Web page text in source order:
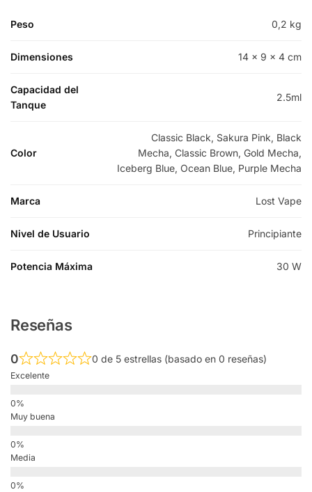
Peso 0,2 kg
Dimensiones 14 × 9 × 4 cm
Capacidad del
Tanque
2.5ml
Color
Classic Black, Sakura Pink, Black
Mecha, Classic Brown, Gold Mecha,
Iceberg Blue, Ocean Blue, Purple Mecha
Marca Lost Vape
Nivel de Usuario Principiante
Potencia Máxima 30 W
Reseñas
0 0 de 5 estrellas (basado en 0 reseñas)
Excelente
Muy buena
Media